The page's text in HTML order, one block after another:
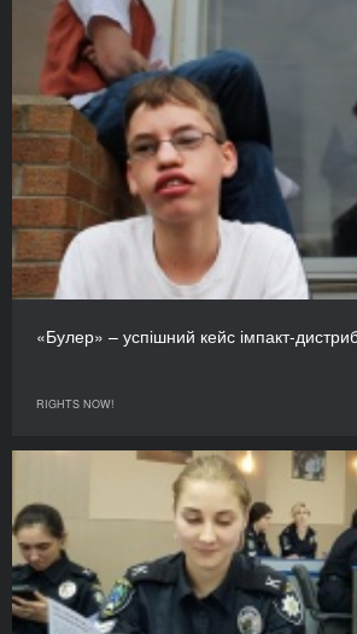
«Булер» – успішний кейс імпакт-
RIGHTS NOW!